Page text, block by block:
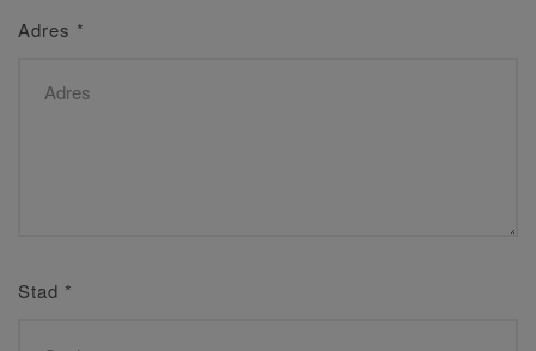
Adres *
Stad *